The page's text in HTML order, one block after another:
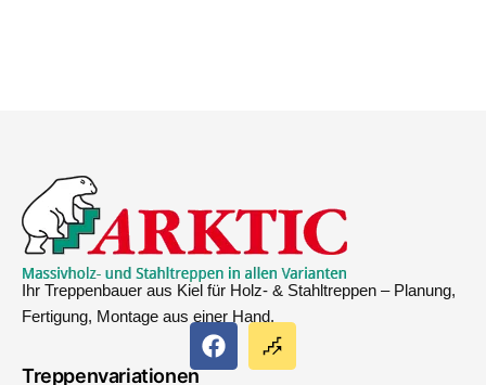
Ihr Treppenbauer aus Kiel für Holz- & Stahltreppen – Planung,
Fertigung, Montage aus einer Hand.
Treppenvariationen